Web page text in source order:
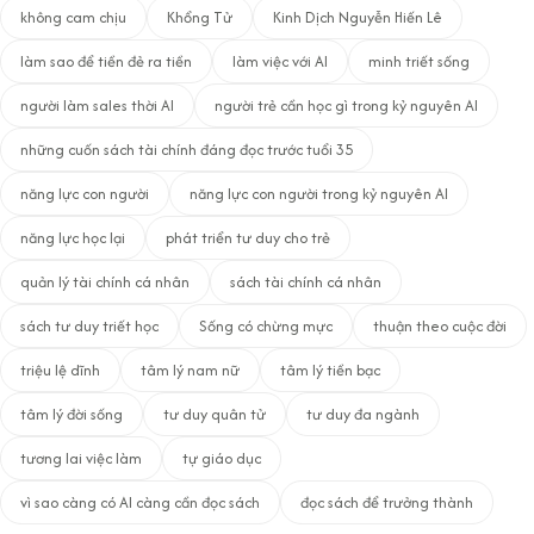
không cam chịu
Khổng Tử
Kinh Dịch Nguyễn Hiến Lê
làm sao để tiền đẻ ra tiền
làm việc với AI
minh triết sống
người làm sales thời AI
người trẻ cần học gì trong kỷ nguyên AI
những cuốn sách tài chính đáng đọc trước tuổi 35
năng lực con người
năng lực con người trong kỷ nguyên AI
năng lực học lại
phát triển tư duy cho trẻ
quản lý tài chính cá nhân
sách tài chính cá nhân
sách tư duy triết học
Sống có chừng mực
thuận theo cuộc đời
triệu lệ dĩnh
tâm lý nam nữ
tâm lý tiền bạc
tâm lý đời sống
tư duy quân tử
tư duy đa ngành
tương lai việc làm
tự giáo dục
vì sao càng có AI càng cần đọc sách
đọc sách để trưởng thành